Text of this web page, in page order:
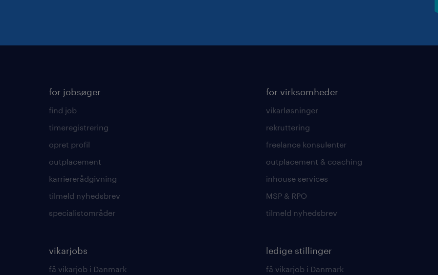
for jobsøger
find job
timeregistrering
opret profil
outplacement
karriererådgivning
tilmeld nyhedsbrev
specialistområder
vikarjobs
få vikarjob i Danmark
for virksomheder
vikarløsninger
rekruttering
freelance konsulenter
outplacement & coaching
inhouse services
MSP & RPO
tilmeld nyhedsbrev
ledige stillinger
få vikarjob i Danmark